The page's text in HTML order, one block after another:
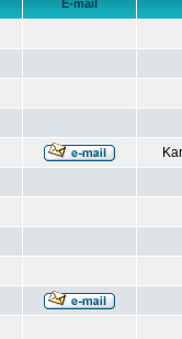
E-mail